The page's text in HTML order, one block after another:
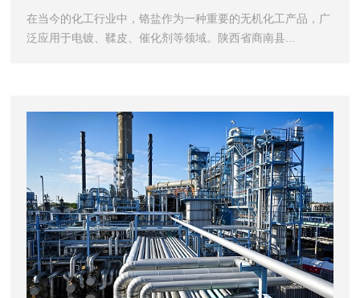
在当今的化工行业中，铬盐作为一种重要的无机化工产品，广
泛应用于电镀、鞣皮、催化剂等领域。陕西省商南县...